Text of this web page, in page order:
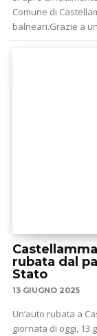
Comune di
balneari.Grazie a
rubata dal
Stato
13 GIUGNO 2025
Un’auto rubata a
giornata di oggi, 13